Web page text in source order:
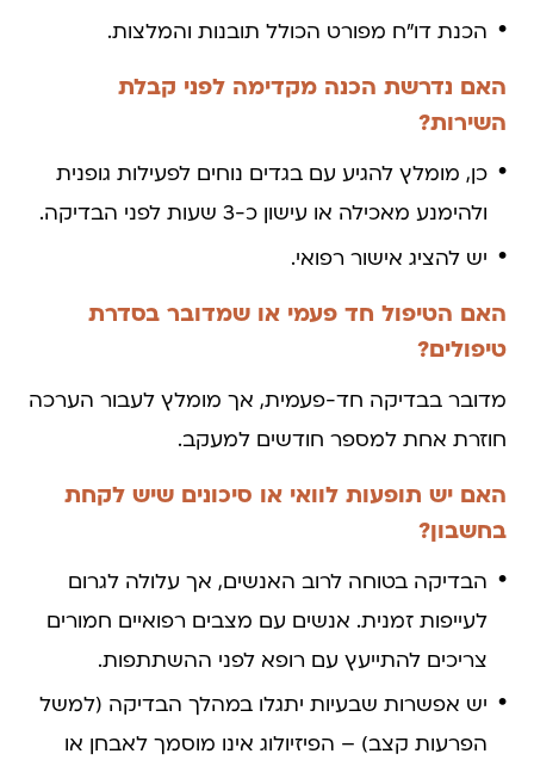
הכנת דו”ח מפורט הכולל תובנות והמלצות.
האם נדרשת הכנה מקדימה לפני קבלת
השירות?
כן, מומלץ להגיע עם בגדים נוחים לפעילות גופנית
ולהימנע מאכילה או עישון כ-3 שעות לפני הבדיקה.
יש להציג אישור רפואי.
האם הטיפול חד פעמי או שמדובר בסדרת
טיפולים?
מדובר בבדיקה חד-פעמית, אך מומלץ לעבור הערכה
חוזרת אחת למספר חודשים למעקב.
האם יש תופעות לוואי או סיכונים שיש לקחת
בחשבון?
הבדיקה בטוחה לרוב האנשים, אך עלולה לגרום
לעייפות זמנית. אנשים עם מצבים רפואיים חמורים
צריכים להתייעץ עם רופא לפני ההשתתפות.
יש אפשרות שבעיות יתגלו במהלך הבדיקה (למשל
הפרעות קצב) – הפיזיולוג אינו מוסמך לאבחן או